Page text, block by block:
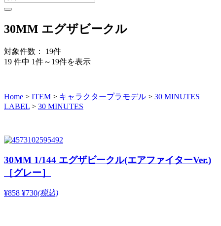
30MM エグザビークル
対象件数： 19件
19 件中 1件～19件を表示
Home > ITEM > キャラクタープラモデル > 30 MINUTES
LABEL > 30 MINUTES
30MM 1/144 エグザビークル(エアファイターVer.)
［グレー］
¥858 ¥730(税込)